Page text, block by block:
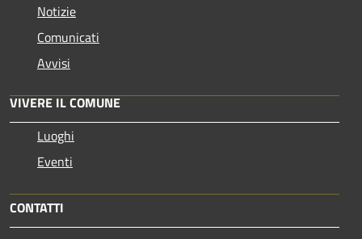
Notizie
Comunicati
Avvisi
VIVERE IL COMUNE
Luoghi
Eventi
CONTATTI